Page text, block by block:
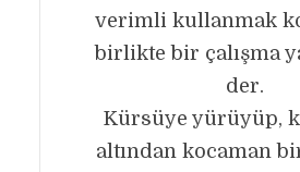
verimli kullanmak
birlikte bir çalışma
der.
Kürsüye yürüyüp,
altından kocaman